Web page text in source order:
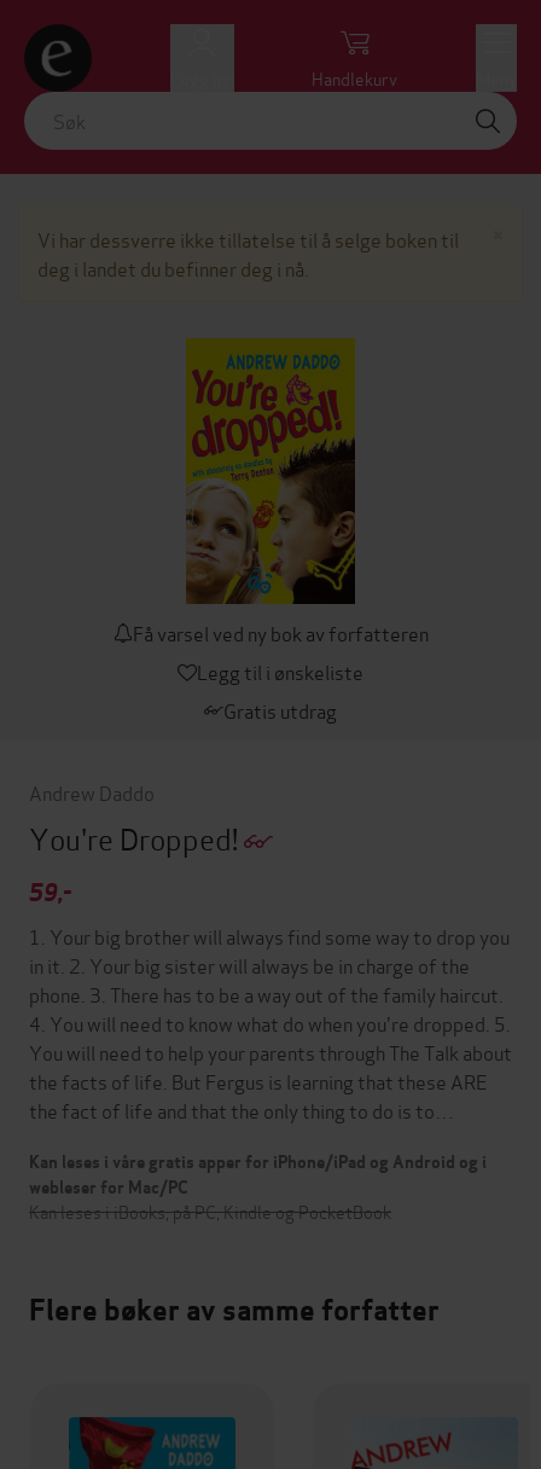
Handlekurv
Vi har dessverre ikke tillatelse til å selge boken til
deg i landet du befinner deg i nå.
Få varsel ved ny bok av forfatteren
Legg til i ønskeliste
Gratis utdrag
Andrew Daddo
You're Dropped!
59,-
1. Your big brother will always find some way to drop you
in it. 2. Your big sister will always be in charge of the
phone. 3. There has to be a way out of the family haircut.
4. You will need to know what do when you're dropped. 5.
You will need to help your parents through The Talk about
the facts of life. But Fergus is learning that these ARE
the fact of life and that the only thing to do is to…
Kan leses i våre gratis apper for iPhone/iPad og Android og i
webleser for Mac/PC
Kan leses i iBooks, på PC, Kindle og PocketBook
Flere bøker av samme forfatter